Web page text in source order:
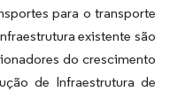
para o transporte
existente são
do crescimento
de Infraestrutura de